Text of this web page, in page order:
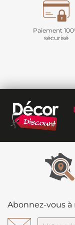
Paiement
sécurisé
Abonnez-vous